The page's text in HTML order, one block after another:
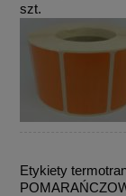
szt.
Etykiety